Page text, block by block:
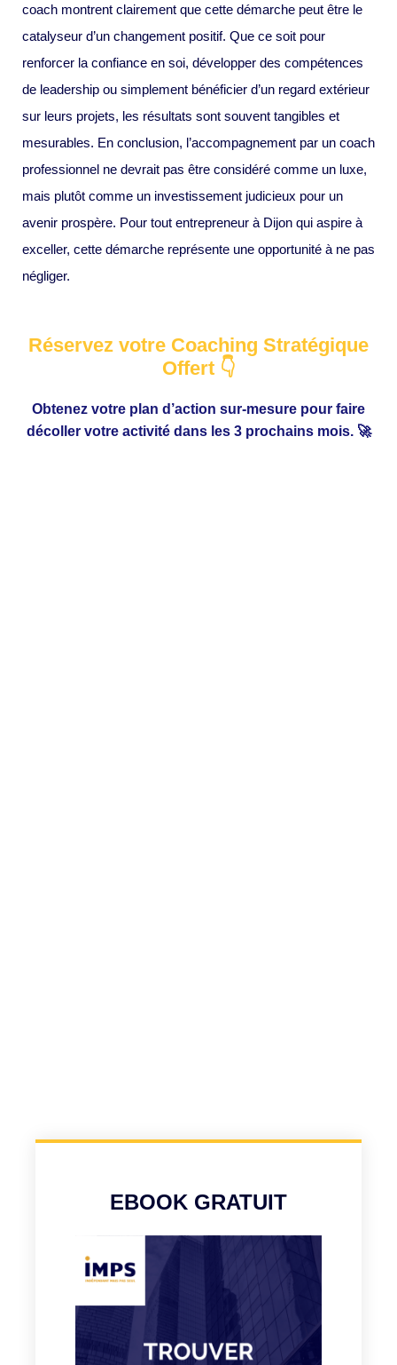
coach montrent clairement que cette démarche peut être le
catalyseur d’un changement positif. Que ce soit pour
renforcer la confiance en soi, développer des compétences
de leadership ou simplement bénéficier d’un regard extérieur
sur leurs projets, les résultats sont souvent tangibles et
mesurables. En conclusion, l’accompagnement par un coach
professionnel ne devrait pas être considéré comme un luxe,
mais plutôt comme un investissement judicieux pour un
avenir prospère. Pour tout entrepreneur à Dijon qui aspire à
exceller, cette démarche représente une opportunité à ne pas
négliger.
Réservez votre Coaching Stratégique
Offert 👇
Obtenez votre plan d’action sur-mesure pour faire
décoller votre activité dans les 3 prochains mois. 🚀
EBOOK GRATUIT